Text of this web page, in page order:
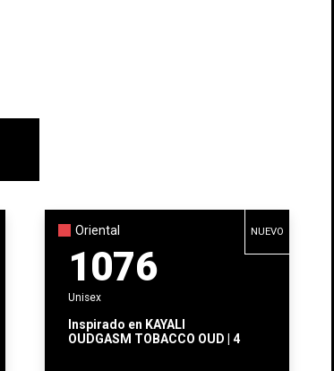
Oriental
1076
Unisex
Inspirado en KAYALI
OUDGASM TOBACCO OUD | 4
NUEVO